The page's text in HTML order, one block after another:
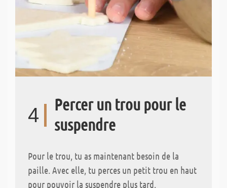
4
Percer un trou pour le
suspendre
Pour le trou, tu as maintenant besoin de la
paille. Avec elle, tu perces un petit trou en haut
pour pouvoir la suspendre plus tard.